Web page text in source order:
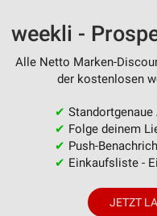
weekli -
Alle Netto Marken-
der kostenlosen
✔ Standortgenaue
✔ Folge deinem
✔ Push-
✔ Einkaufsliste -
JETZT